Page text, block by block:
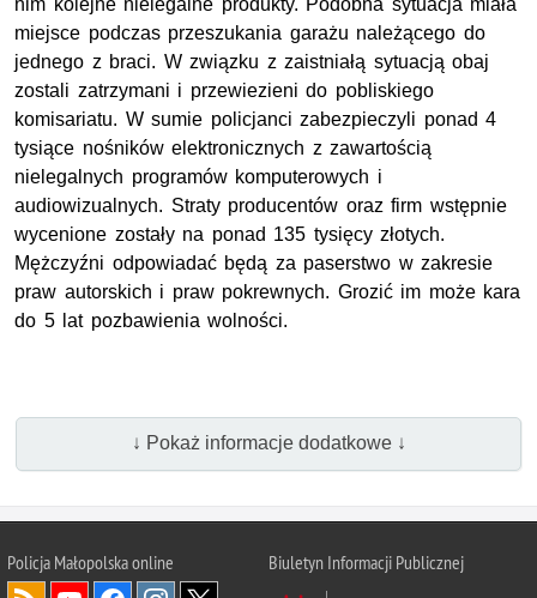
miejsce podczas przeszukania garażu należącego do
jednego z braci. W związku z zaistniałą sytuacją obaj
zostali zatrzymani i przewiezieni do pobliskiego
komisariatu. W sumie policjanci zabezpieczyli ponad 4
tysiące nośników elektronicznych z zawartością
nielegalnych programów komputerowych i
audiowizualnych. Straty producentów oraz firm wstępnie
wycenione zostały na ponad 135 tysięcy złotych.
Mężczyźni odpowiadać będą za paserstwo w zakresie
praw autorskich i praw pokrewnych. Grozić im może kara
do 5 lat pozbawienia wolności.
↓ Pokaż informacje dodatkowe ↓
Policja Małopolska online
Biuletyn Informacji Publicznej